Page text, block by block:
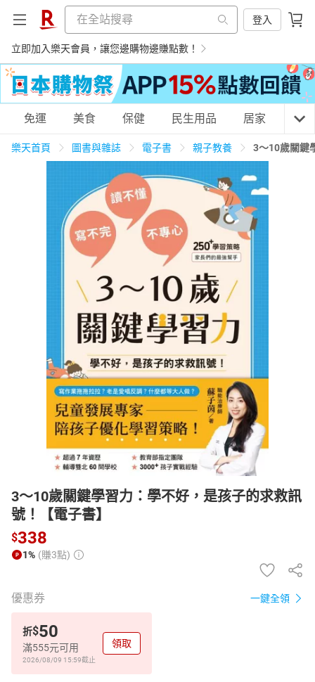
登入
立即加入樂天會員，讓您邊購物邊賺點數！
購物網分類
美食蛋糕 養生保健 民生用品
3C家電 運動休閒
化妝保養
日本購物 電子/紙本書
HOT
免運 美食 保健 民生用品 居家 3C
樂天首頁 圖書與雜誌 電子書 親子教養 3～10歲關鍵
3～10歲關鍵學習力：學不好，是孩子的求救訊
號！【電子書】
$338
1% (賺3點)
優惠券 一鍵全領
折$50
滿555元可用
2026/08/09 15:59截止
領取